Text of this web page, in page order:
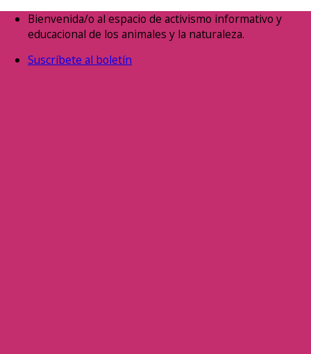
Saltar Bienvenida/o al espacio de activismo informativo y
educacional de los animales y la naturaleza.
Suscríbete al boletín